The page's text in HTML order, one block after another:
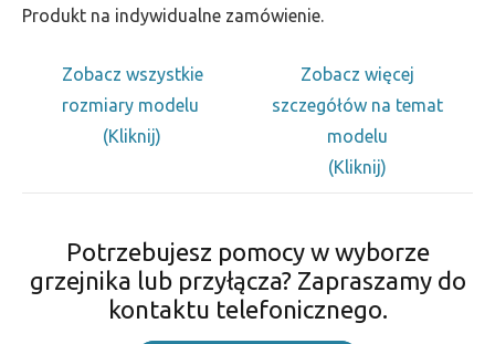
Produkt na indywidualne zamówienie.
Zobacz wszystkie
rozmiary modelu
(Kliknij)
Zobacz więcej
szczegółów na temat
modelu
(Kliknij)
Potrzebujesz pomocy w wyborze
grzejnika lub przyłącza? Zapraszamy do
kontaktu telefonicznego.